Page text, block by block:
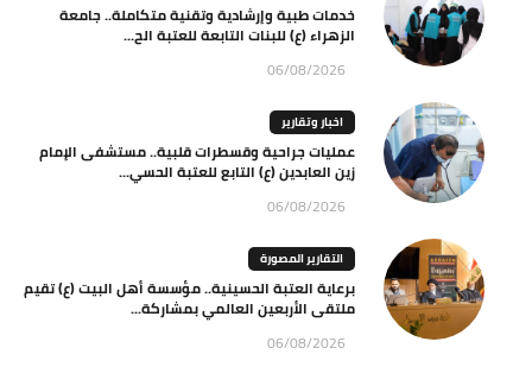
خدمات طبية وإرشادية وتقنية متكاملة.. جامعة
الزهراء (ع) للبنات التابعة للعتبة الح...
06/08/2026
اخبار وتقارير
عمليات جراحية وقسطرات قلبية.. مستشفى الإمام
زين العابدين (ع) التابع للعتبة الحسي...
06/08/2026
التقارير المصورة
برعاية العتبة الحسينية.. مؤسسة أهل البيت (ع) تقيم
ملتقى الأربعين العالمي بمشاركة...
06/08/2026